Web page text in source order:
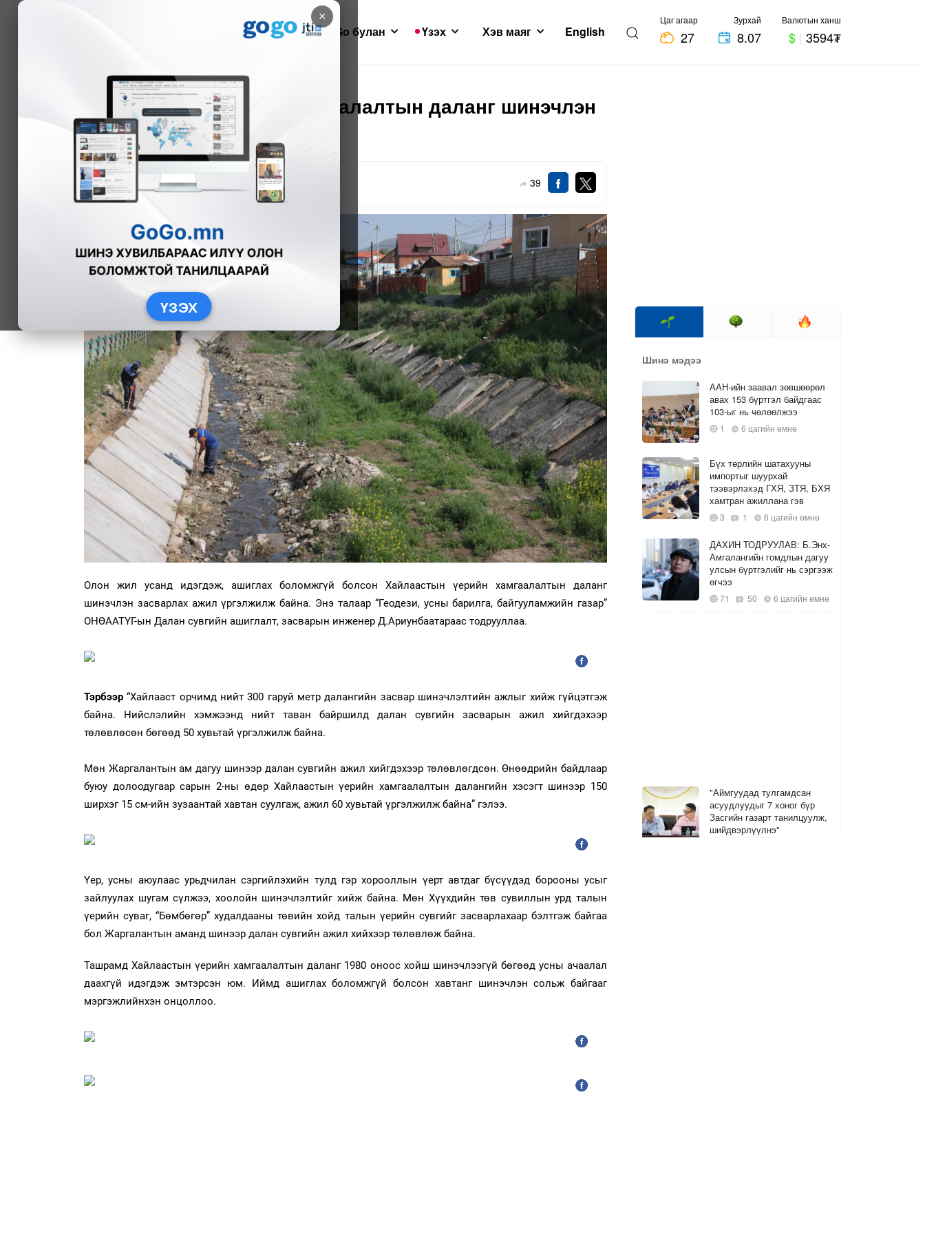
×
ҮЗЭХ
Мэдээ GoGo булан Үзэх Хэв маяг English
Цаг агаар
27
Зурхай
8.07
Валютын ханш
$ | 3594₮
Хайлаастын үерийн хамгаалалтын даланг шинэчлэн
засварлаж байна
Э.Оргил Нийслэл 2024-07-02 39
Олон жил усанд идэгдэж, ашиглах боломжгүй болсон Хайлаастын үерийн хамгаалалтын даланг
шинэчлэн засварлах ажил үргэлжилж байна. Энэ талаар “Геодези, усны барилга, байгууламжийн газар”
ОНӨААТҮГ-ын Далан сувгийн ашиглалт, засварын инженер Д.Ариунбаатараас тодрууллаа.
Тэрбээр “Хайлааст орчимд нийт 300 гаруй метр далангийн засвар шинэчлэлтийн ажлыг хийж гүйцэтгэж
байна. Нийслэлийн хэмжээнд нийт таван байршилд далан сувгийн засварын ажил хийгдэхээр
төлөвлөсөн бөгөөд 50 хувьтай үргэлжилж байна.
Мөн Жаргалантын ам дагуу шинээр далан сувгийн ажил хийгдэхээр төлөвлөгдсөн. Өнөөдрийн байдлаар
буюу долоодугаар сарын 2-ны өдөр Хайлаастын үерийн хамгаалалтын далангийн хэсэгт шинээр 150
ширхэг 15 см-ийн зузаантай хавтан суулгаж, ажил 60 хувьтай үргэлжилж байна” гэлээ.
Үер, усны аюулаас урьдчилан сэргийлэхийн тулд гэр хорооллын үерт автдаг бүсүүдэд борооны усыг
зайлуулах шугам сүлжээ, хоолойн шинэчлэлтийг хийж байна. Мөн Хүүхдийн төв сувиллын урд талын
үерийн суваг, “Бөмбөгөр” худалдааны төвийн хойд талын үерийн сувгийг засварлахаар бэлтгэж байгаа
бол Жаргалантын аманд шинээр далан сувгийн ажил хийхээр төлөвлөж байна.
Ташрамд Хайлаастын үерийн хамгаалалтын даланг 1980 оноос хойш шинэчлээгүй бөгөөд усны ачаалал
даахгүй идэгдэж эмтэрсэн юм. Иймд ашиглах боломжгүй болсон хавтанг шинэчлэн сольж байгааг
мэргэжлийнхэн онцоллоо.
Шинэ мэдээ
ААН-ийн заавал зөвшөөрөл
авах 153 бүртгэл байдгаас
103-ыг нь чөлөөлжээ
1 6 цагийн өмнө
Бүх төрлийн шатахууны
импортыг шуурхай
тээвэрлэхэд ГХЯ, ЗТЯ, БХЯ
хамтран ажиллана гэв
3 1 6 цагийн өмнө
ДАХИН ТОДРУУЛАВ: Б.Энх-
Амгалангийн гомдлын дагуу
улсын бүртгэлийг нь сэргээж
өгчээ
71 50 6 цагийн өмнө
"Аймгуудад тулгамдсан
асуудлуудыг 7 хоног бүр
Засгийн газарт танилцуулж,
шийдвэрлүүлнэ"